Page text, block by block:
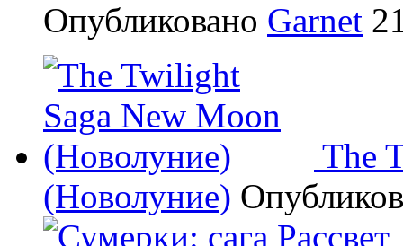
Опубликовано Garnet
The
(Новолуние)